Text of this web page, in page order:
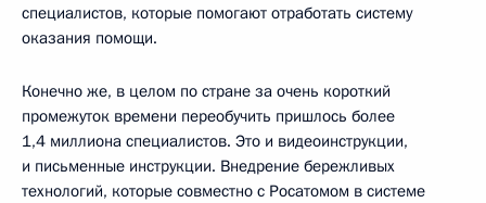
специалистов, которые помогают отработать систему
оказания помощи.
Конечно же, в целом по стране за очень короткий
промежуток времени переобучить пришлось более
1,4 миллиона специалистов. Это и видеоинструкции,
и письменные инструкции. Внедрение бережливых
технологий, которые совместно с Росатомом в системе